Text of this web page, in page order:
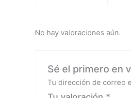
No hay valoraciones aún.
Sé el primero en
Tu dirección de correo